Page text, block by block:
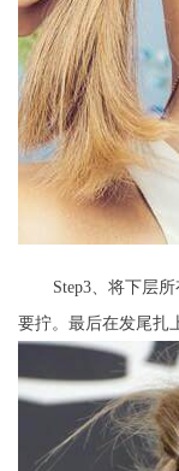
Step3、将下层
要拧。最后在发尾扎